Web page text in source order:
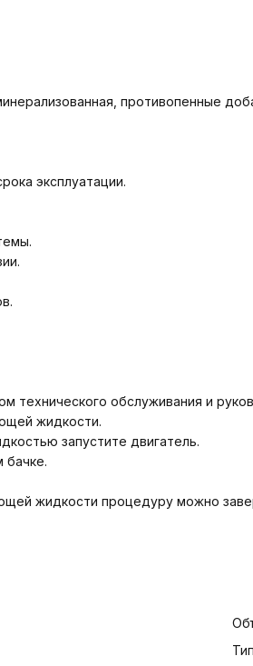
противопенные
эксплуатации.
обслуживания и
жидкости.
запустите двигатель.
жидкости процедуру можно